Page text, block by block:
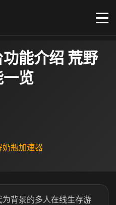
能介绍 荒野
览
瓶加速器
背景的多人在线生存游